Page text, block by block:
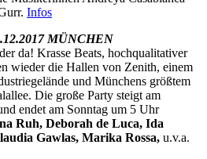
Infos
MÜNCHEN
da! Krasse Beats, hochqualitativer
wieder die Hallen von Zenith, einem
und Münchens größtem
Die große Party steigt am
endet am Sonntag um 5 Uhr
Ruh, Deborah de Luca, Ida
Gawlas, Marika Rossa, u.v.a.